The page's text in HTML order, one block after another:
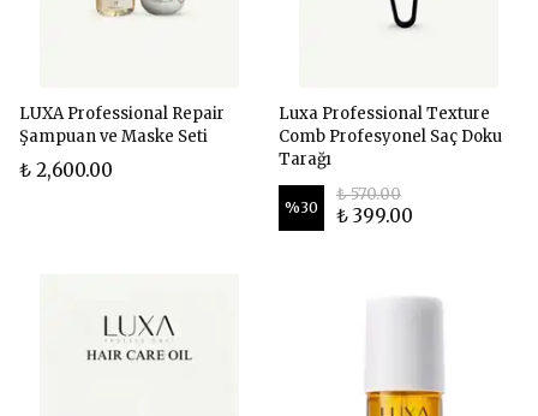
LUXA Professional Repair
Şampuan ve Maske Seti
₺ 2,600.00
Luxa Professional Texture
Comb Profesyonel Saç Doku
Tarağı
%30
₺ 570.00
₺ 399.00